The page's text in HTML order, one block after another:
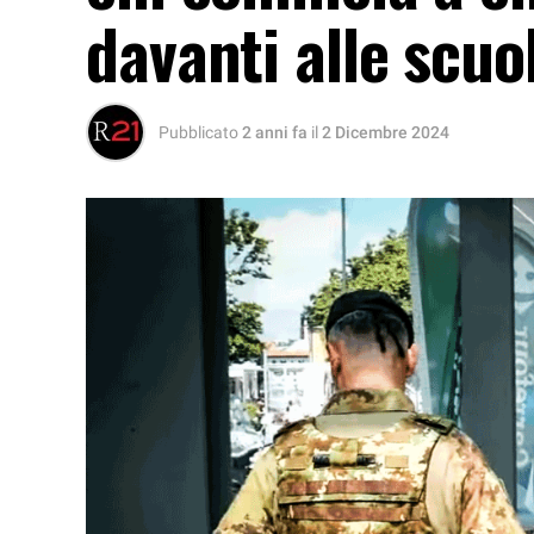
davanti alle
Pubblicato2 anni fa il2 Dicembre 2024